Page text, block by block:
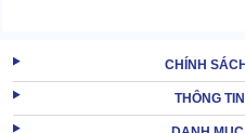
CHÍNH
THÔNG